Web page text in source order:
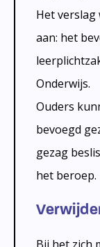
Het
aan: het
Onderwijs.
Ouders
bevoegd
gezag
het beroep.